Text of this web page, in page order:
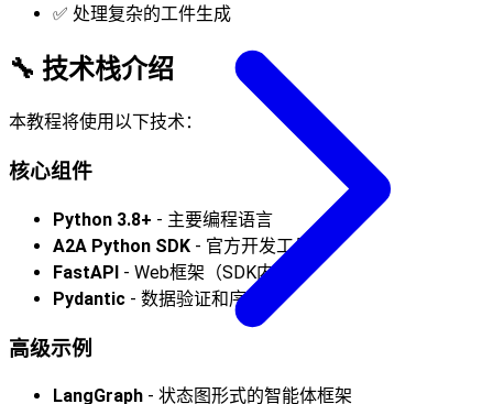
✅ 处理复杂的工件生成
🔧 技术栈介绍
本教程将使用以下技术：
核心组件
Python 3.8+ - 主要编程语言
A2A Python SDK - 官方开发工具包
FastAPI - Web框架（SDK内置）
Pydantic - 数据验证和序列化
高级示例
LangGraph - 状态图形式的智能体框架